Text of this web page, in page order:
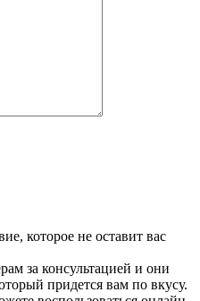
которое не оставит вас
за консультацией и они
придется вам по вкусу.